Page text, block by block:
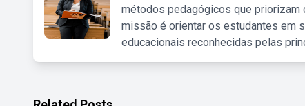
métodos pedagógicos que priorizam
missão é orientar os estudantes em
educacionais reconhecidas pelas